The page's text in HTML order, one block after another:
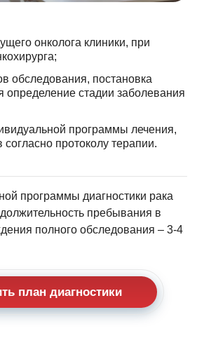
онколога клиники, при
обследования, постановка
определение стадии заболевания
программы лечения,
протоколу терапии.
программы диагностики рака
пребывания в
полного обследования – 3-4
план диагностики